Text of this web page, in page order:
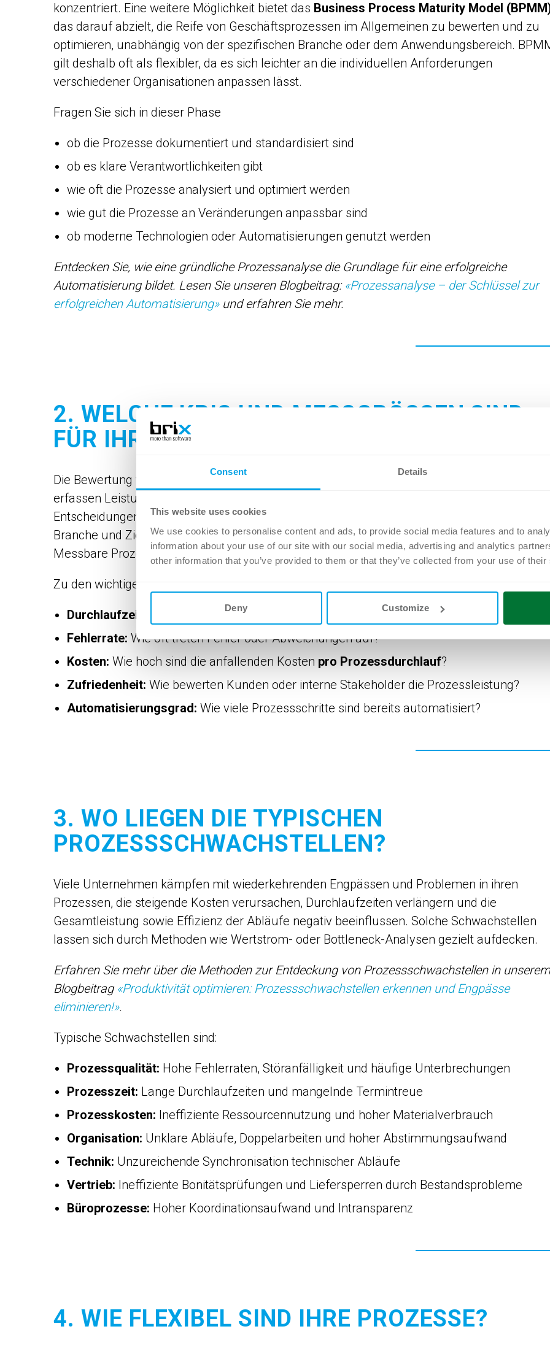
Consent Details
This website uses cookies
We use cookies to personalise content and ads, to provide social media features and to
information about your use of our site with our social media, advertising and analytics
other information that you’ve provided to them or that they’ve collected from your use of
Deny Customize
konzentriert. Eine weitere Möglichkeit bietet das Business Process Maturity Model
das darauf abzielt, die Reife von Geschäftsprozessen im Allgemeinen zu bewerten und zu
optimieren, unabhängig von der spezifischen Branche oder dem Anwendungsbereich.
gilt deshalb oft als flexibler, da es sich leichter an die individuellen Anforderungen
verschiedener Organisationen anpassen lässt.
Fragen Sie sich in dieser Phase
ob die Prozesse dokumentiert und standardisiert sind
ob es klare Verantwortlichkeiten gibt
wie oft die Prozesse analysiert und optimiert werden
wie gut die Prozesse an Veränderungen anpassbar sind
ob moderne Technologien oder Automatisierungen genutzt werden
Entdecken Sie, wie eine gründliche Prozessanalyse die Grundlage für eine erfolgreiche
Automatisierung bildet. Lesen Sie unseren Blogbeitrag: «Prozessanalyse – der Schlüssel zur
erfolgreichen Automatisierung»und erfahren Sie mehr.
2. WELCHE KPIS UND MESSGRÖSSEN SIND
FÜR IHRE PROZESSE RELEVANT?
Die Bewertung von Prozessen basiert hauptsächlich auf Kennzahlen und Messgrössen. Sie
erfassen Leistung, Effizienz und Qualität, decken Fehler auf und unterstützen fundierte
Entscheidungen. Zudem fördern sie Transparenz und kontinuierliche Optimierung. Je nach
Branche und Zielsetzung sind unterschiedliche Kennzahlen relevant. Der Grundsatz lautet:
Messbare Prozesse sind kontrollierbar – und was kontrollierbar ist, kann verbessert
Zu den wichtigen Kennzahlen und Messgrössen gehören:
Durchlaufzeit:
Wie lange dauert es, einen Prozess von Anfang bis Ende zu durchlaufen?
Fehlerrate: Wie oft treten Fehler oder Abweichungen auf?
Kosten: Wie hoch sind die anfallenden Kosten pro Prozessdurchlauf?
Zufriedenheit: Wie bewerten Kunden oder interne Stakeholder die Prozessleistung?
Automatisierungsgrad: Wie viele Prozessschritte sind bereits automatisiert?
3. WO LIEGEN DIE TYPISCHEN
PROZESSSCHWACHSTELLEN?
Viele Unternehmen kämpfen mit wiederkehrenden Engpässen und Problemen in ihren
Prozessen, die steigende Kosten verursachen, Durchlaufzeiten verlängern und die
Gesamtleistung sowie Effizienz der Abläufe negativ beeinflussen. Solche Schwachstellen
lassen sich durch Methoden wie Wertstrom- oder Bottleneck-Analysen gezielt aufdecken.
Erfahren Sie mehr über die Methoden zur Entdeckung von Prozessschwachstellen in unserem
Blogbeitrag «Produktivität optimieren: Prozessschwachstellen erkennen und Engpässe
eliminieren!».
Typische Schwachstellen sind:
Prozessqualität: Hohe Fehlerraten, Störanfälligkeit und häufige Unterbrechungen
Prozesszeit: Lange Durchlaufzeiten und mangelnde Termintreue
Prozesskosten: Ineffiziente Ressourcennutzung und hoher Materialverbrauch
Organisation: Unklare Abläufe, Doppelarbeiten und hoher Abstimmungsaufwand
Technik: Unzureichende Synchronisation technischer Abläufe
Vertrieb: Ineffiziente Bonitätsprüfungen und Liefersperren durch Bestandsprobleme
Büroprozesse: Hoher Koordinationsaufwand und Intransparenz
4. WIE FLEXIBEL SIND IHRE PROZESSE?